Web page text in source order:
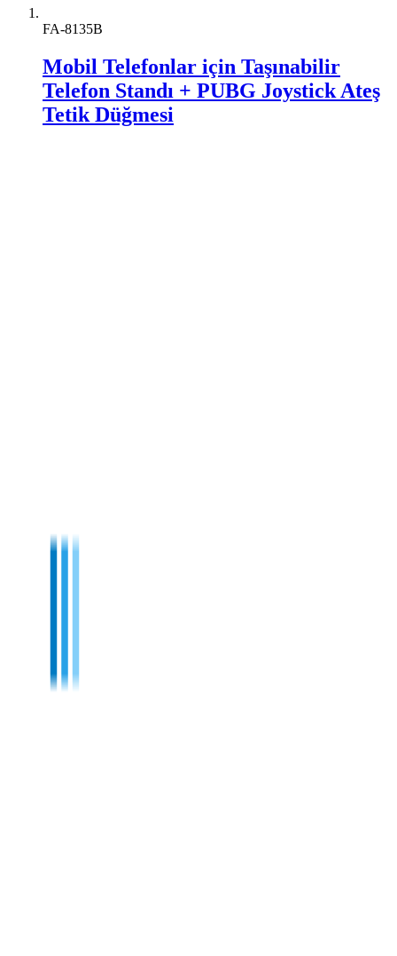
FA-8135B
Mobil Telefonlar için Taşınabilir
Telefon Standı + PUBG Joystick Ateş
Tetik Düğmesi